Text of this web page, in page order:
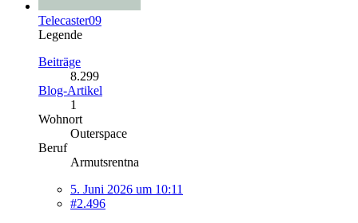
Telecaster09
Legende
Beiträge
8.299
Blog-Artikel
1
Wohnort
Outerspace
Beruf
Armutsrentna
5. Juni 2026 um 10:11
#2.496